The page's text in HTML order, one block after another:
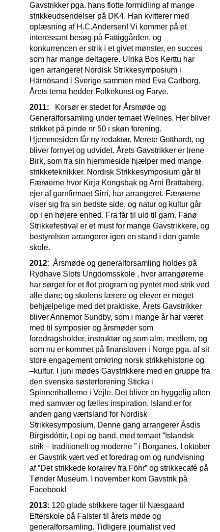
Gavstrikker pga. hans flotte formidling af mange
strikkeudsendelser på DK4. Han kvitterer med
oplæsning af H.C.Andersen! Vi kommer på et
interessant besøg på Fattiggården, og
konkurrencen er strik i et givet mønster, en succes
som har mange deltagere. Ulrika Bos Kerttu har
igen arrangeret Nordisk Strikkesymposium i
Härnösand i Sverige sammen med Eva Carlborg.
Årets tema hedder Folkekunst og Farve.
2011: Korsør er stedet for Årsmøde og
Generalforsamling under temaet Wellnes. Her bliver
strikket på pinde nr 50 i skøn forening.
Hjemmesiden får ny redaktør, Merete Gotthardt, og
bliver fornyet og udvidet. Årets Gavstrikker er Irene
Birk, som fra sin hjemmeside hjælper med mange
strikketeknikker. Nordisk Strikkesymposium går til
Færøerne hvor Kirja Kongsbak og Arni Brattaberg,
ejer af garnfirmaet Sirri, har arrangeret. Færøerne
viser sig fra sin bedste side, og natur og kultur går
op i en højere enhed. Fra får til uld til garn. Fanø
Strikkefestival er et must for mange Gavstrikkere, og
bestyrelsen arrangerer igen en stand i den gamle
skole.
2012: Årsmøde og generalforsamling holdes på
Rydhave Slots Ungdomsskole , hvor arrangørerne
har sørget for et flot program og pyntet med strik ved
alle døre; og skolens lærere og elever er meget
behjælpelige med det praktiske. Årets Gavstrikker
bliver Annemor Sundby, som i mange år har været
med til symposier og årsmøder som
foredragsholder, instruktør og som alm. medlem, og
som nu er kommet på finansloven i Norge pga. af sit
store engagement omkring norsk strikkehistorie og
–kultur. I juni mødes Gavstrikkere med en gruppe fra
den svenske søsterforening Sticka i
Spinnerihallerne i Vejle. Det bliver en hyggelig aften
med samvær og fælles inspiration. Island er for
anden gang værtsland for Nordisk
Strikkesymposium. Denne gang arrangerer Ásdis
Birgisdóttir, Lopi og band, med temaet ”Islandsk
strik – traditionelt og moderne ” i Borganes. I oktober
er Gavstrik vært ved et foredrag om og rundvisning
af ”Det strikkede koralrev fra Föhr” og strikkecafé på
Tønder Museum. I november kom Gavstrik på
Facebook!
2013: 120 glade strikkere tager til Næsgaard
Efterskole på Falster til årets møde og
generalforsamling. Tidligere journalist ved